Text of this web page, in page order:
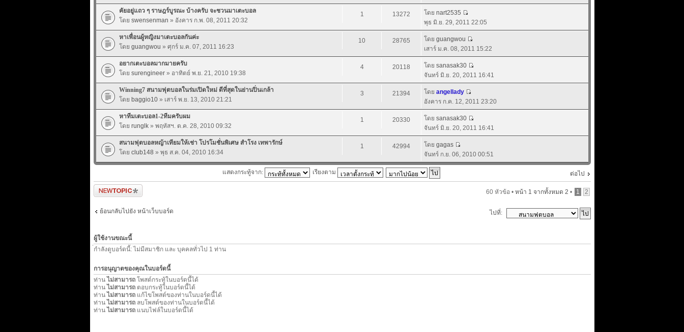
คัยอยู่แถว ๆ ราษฎร์บูรณะ บ้างครับ จะชวนมาเตะบอล
โดย swensenman » อังคาร ก.พ. 08, 2011 20:32
1 13272 โดย nart2535
พุธ มิ.ย. 29, 2011 22:05
หาเพื่อนผู้หญิงมาเตะบอลกันค่ะ
โดย guangwou » ศุกร์ ม.ค. 07, 2011 16:23
10 28765 โดย guangwou
เสาร์ ม.ค. 08, 2011 15:22
อยากเตะบอลมากมายครับ
โดย surengineer» อาทิตย์ พ.ย. 21, 2010 19:38
4 20118 โดย sanasak30
จันทร์ มิ.ย. 20, 2011 16:41
Winning7 สนามฟุตบอลในร่มเปิดใหม่ ดีที่สุดในย่านปิ่นเกล้า
โดย baggio10» เสาร์ พ.ย. 13, 2010 21:21
3 21394 โดย angellady
อังคาร ก.ค. 12, 2011 23:20
หาทีมเตะบอล1-2ทีมครับผม
โดย runglk» พฤหัสฯ. ต.ค. 28, 2010 09:32
1 20330 โดย sanasak30
จันทร์ มิ.ย. 20, 2011 16:41
สนามฟุตบอลหญ้าเทียมให้เช่า โปรโมชั่นพิเศษ สำโรง เทพารักษ์
โดย club148 » พุธ ส.ค. 04, 2010 16:34
1 42994 โดย gagas
จันทร์ ก.ย. 06, 2010 00:51
ต่อไป
แสดงกระทู้จาก: เรียงตาม
ตั้งกระทู้ใหม่ 60 หัวข้อ • หน้า 1 จากทั้งหมด 2 • 1 2
ย้อนกลับไปยัง หน้าเว็บบอร์ด ไปที่:
ผู้ใช้งานขณะนี้
่กำลังดูบอร์ดนี้: ไม่มีสมาชิก และ บุคคลทั่วไป 1 ท่าน
การอนุญาตของคุณในบอร์ดนี้
ท่าน ไม่สามารถโพสต์กระทู้ในบอร์ดนี้ได้
ท่าน ไม่สามารถตอบกระทู้ในบอร์ดนี้ได้
ท่าน ไม่สามารถแก้ไขโพสต์ของท่านในบอร์ดนี้ได้
ท่าน ไม่สามารถลบโพสต์ของท่านในบอร์ดนี้ได้
ท่าน ไม่สามารถแนบไฟล์ในบอร์ดนี้ได้